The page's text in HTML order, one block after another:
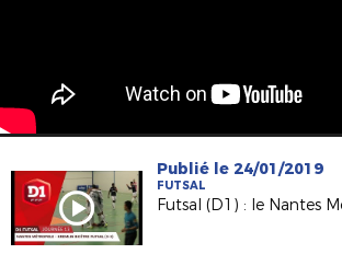
Publié le 24/01/2019
FUTSAL